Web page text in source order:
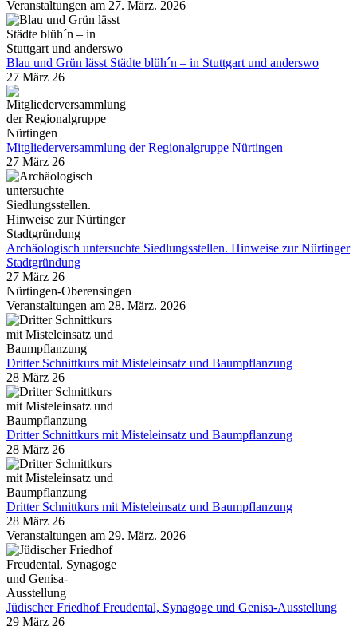
Veranstaltungen am 27. März. 2026
Blau und Grün lässt Städte blüh´n – in Stuttgart und anderswo
27 März 26
Mitgliederversammlung der Regionalgruppe Nürtingen
27 März 26
Archäologisch untersuchte Siedlungsstellen. Hinweise zur Nürtinger
Stadtgründung
27 März 26
Nürtingen-Oberensingen
Veranstaltungen am 28. März. 2026
Dritter Schnittkurs mit Misteleinsatz und Baumpflanzung
28 März 26
Dritter Schnittkurs mit Misteleinsatz und Baumpflanzung
28 März 26
Dritter Schnittkurs mit Misteleinsatz und Baumpflanzung
28 März 26
Veranstaltungen am 29. März. 2026
Jüdischer Friedhof Freudental, Synagoge und Genisa-Ausstellung
29 März 26